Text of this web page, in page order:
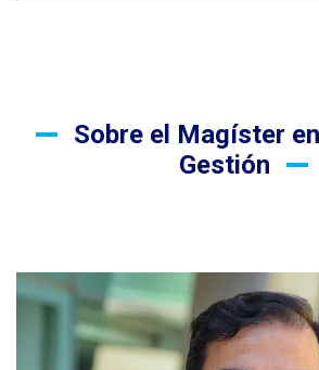
Sobre el Magíster
Gestión